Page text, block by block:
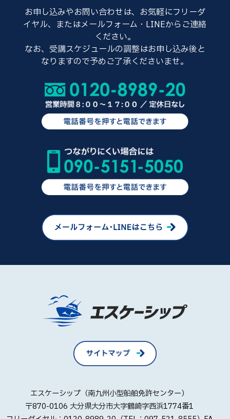
お申し込みやお問い合わせは、お気軽にフリーダ
イヤル、またはメールフォーム・LINEからご連絡
ください。
なお、受講スケジュールの調整はお申し込み後と
なりますので予めご了承くださいませ。
エスケーシップ（南九州小型船舶免許センター）
〒870-0106 大分県大分市大字鶴崎字西浜1774番1